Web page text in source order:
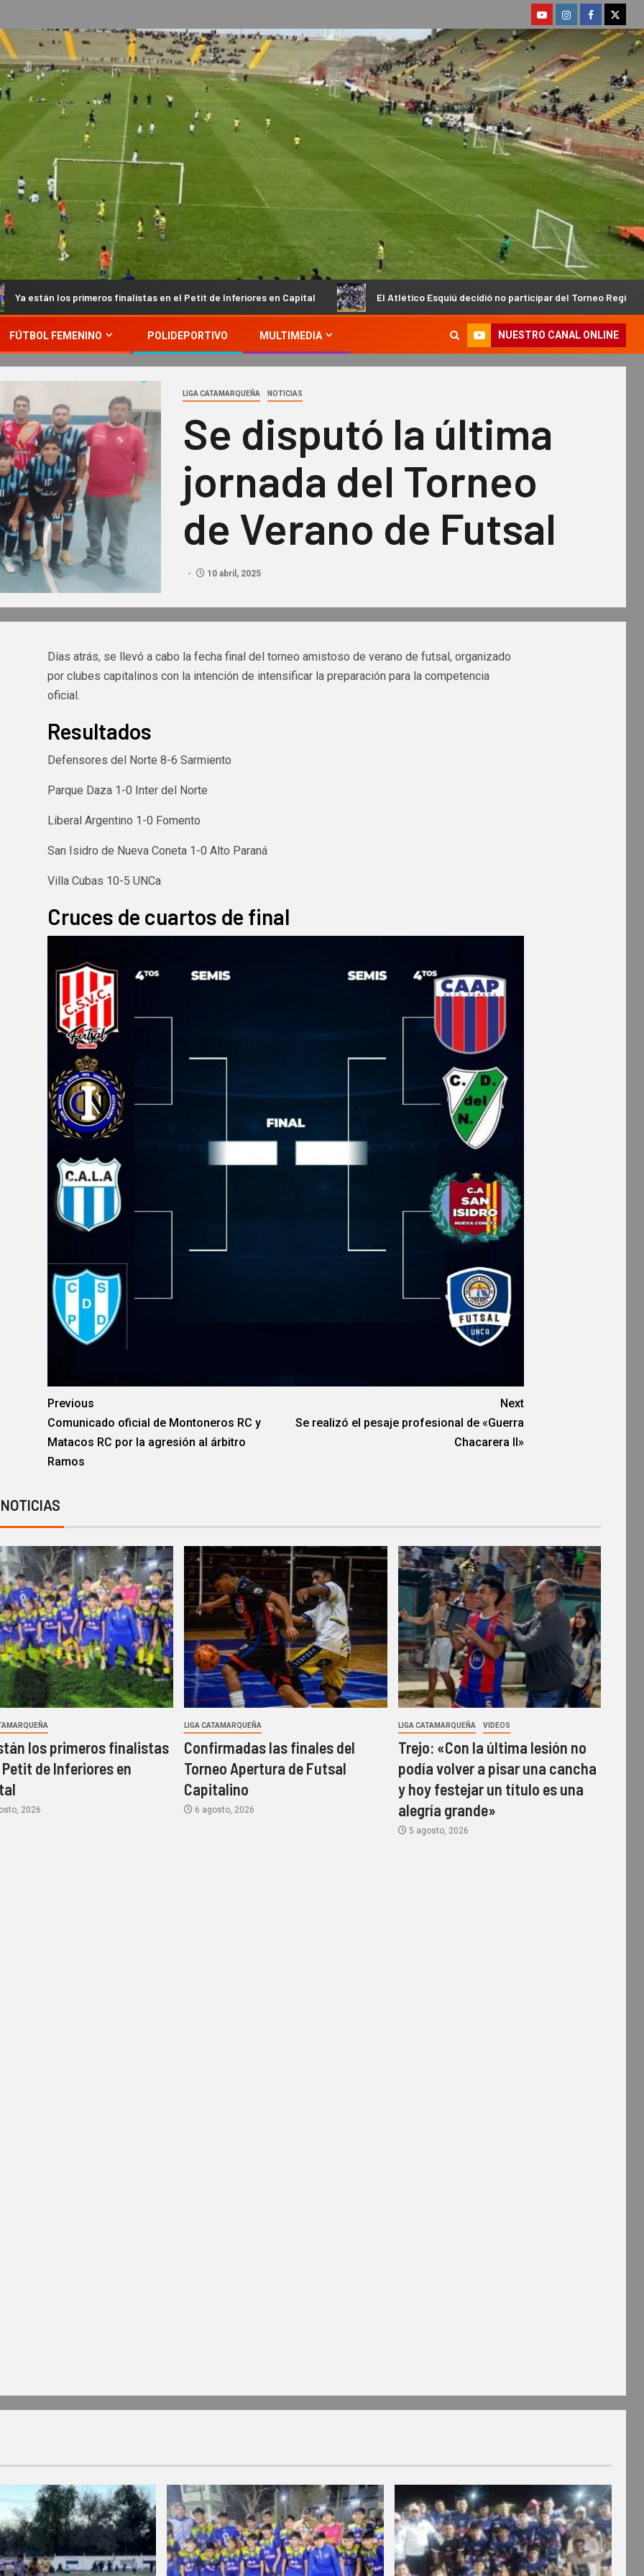
en el Petit de Inferiores en Capital El Atlético Esquiú decidió no participar del Torneo Regional Ante el
FÚTBOL FEMENINO POLIDEPORTIVO MULTIMEDIA NUESTRO CANAL ONLINE
LIGA CATAMARQUEÑA NOTICIAS
Se disputó la última
jornada del Torneo
de Verano de Futsal
10 abril, 2025
Días atrás, se llevó a cabo la fecha final del torneo amistoso de verano de futsal, organizado
por clubes capitalinos con la intención de intensificar la preparación para la competencia
oficial.
Resultados
Defensores del Norte 8-6 Sarmiento
Parque Daza 1-0 Inter del Norte
Liberal Argentino 1-0 Fomento
San Isidro de Nueva Coneta 1-0 Alto Paraná
Villa Cubas 10-5 UNCa
Cruces de cuartos de final
Previous
Comunicado oficial de Montoneros RC y
Matacos RC por la agresión al árbitro
Ramos
Next
Se realizó el pesaje profesional de «Guerra
Chacarera II»
los primeros finalistas
Petit de Inferiores en
2026
LIGA CATAMARQUEÑA
Confirmadas las finales del
Torneo Apertura de Futsal
Capitalino
6 agosto, 2026
LIGA CATAMARQUEÑA VIDEOS
Trejo: «Con la última lesión no
podía volver a pisar una cancha
y hoy festejar un título es una
alegría grande»
5 agosto, 2026